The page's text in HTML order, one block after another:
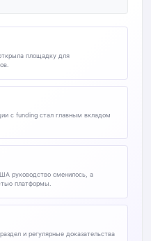
площадку для
с funding стал главным вкладом
руководство сменилось, а
платформы.
и регулярные доказательства